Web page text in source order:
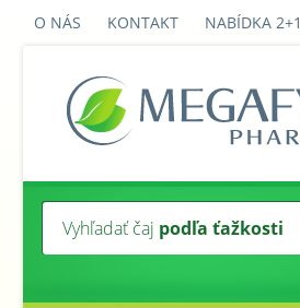
O NÁS KONTAKT NABÍDKA 2+1
Vyhľadať čaj podľa ťažkosti